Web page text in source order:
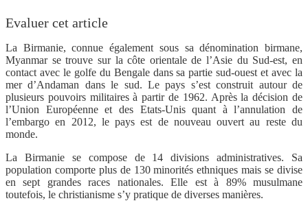
Evaluer cet article
La Birmanie, connue également sous sa dénomination birmane,
Myanmar se trouve sur la côte orientale de l’Asie du Sud-est, en
contact avec le golfe du Bengale dans sa partie sud-ouest et avec la
mer d’Andaman dans le sud. Le pays s’est construit autour de
plusieurs pouvoirs militaires à partir de 1962. Après la décision de
l’Union Européenne et des Etats-Unis quant à l’annulation de
l’embargo en 2012, le pays est de nouveau ouvert au reste du
monde.
La Birmanie se compose de 14 divisions administratives. Sa
population comporte plus de 130 minorités ethniques mais se divise
en sept grandes races nationales. Elle est à 89% musulmane
toutefois, le christianisme s’y pratique de diverses manières.